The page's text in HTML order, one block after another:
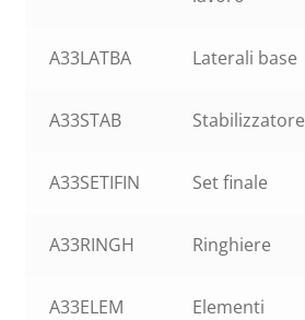
A33LATBA Laterali base
A33STAB Stabilizzatore
A33SETIFIN Set finale
A33RINGH Ringhiere
A33ELEM Elementi